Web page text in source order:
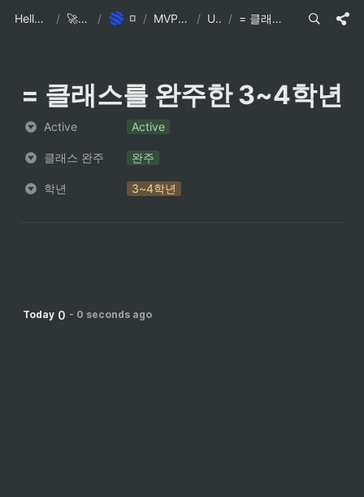
Hello, FameLee 🚀 / 🚀 Company / 마이플랜잇
/ MVP 참가자 인터뷰 / Untitled / = 클래스를 완주한 3~4학년
= 클래스를 완주한 3~4학년
Active Active
클래스 완주 완주
학년 3~4학년
Today 0 - 0 seconds ago